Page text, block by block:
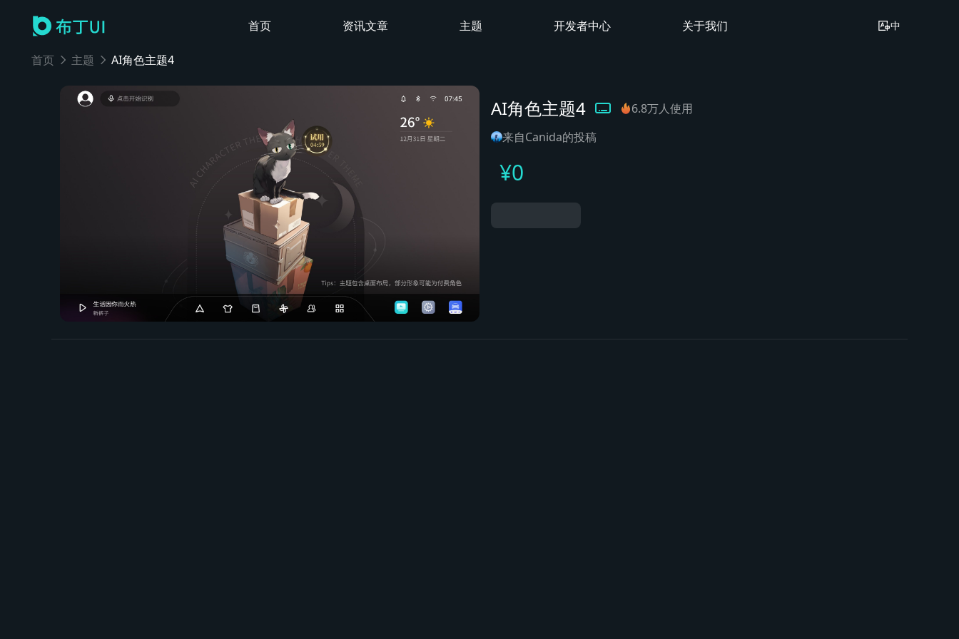
首页 资讯文章 主题 开发者中心 关于我们 中
首页 主题 AI角色主题4
AI角色主题4
6.8万人使用
来自Canida的投稿
¥0